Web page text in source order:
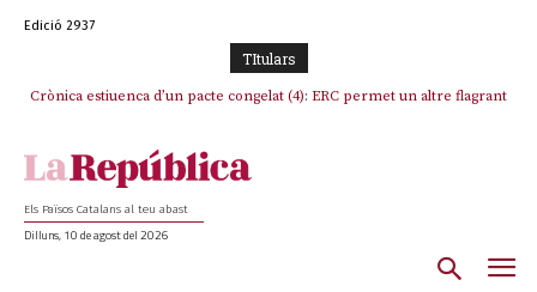
Edició 2937
TItulars
Crònica estiuenca d’un pacte congelat (4): ERC permet un altre flagrant
Rufián boicoteja l’estratègia d’acostament a Junts d’Oriol Junqueras
Els Països Catalans al teu abast
Dilluns, 10 de agost del 2026